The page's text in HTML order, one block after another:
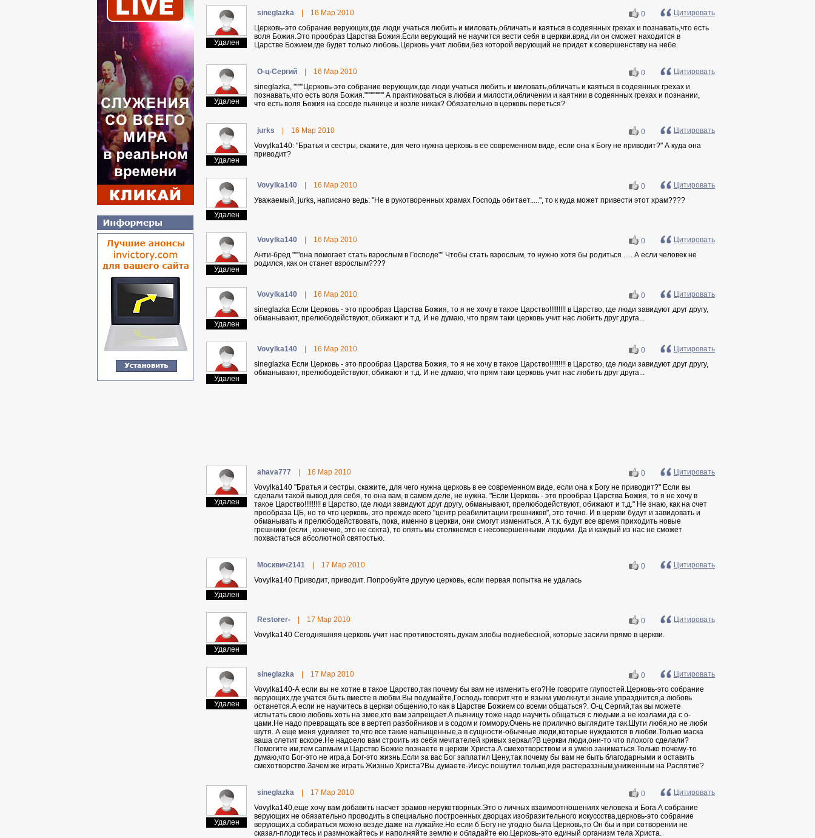
Удален
sineglazka 16 Мар 2010 0
Цитировать
Церковь-это собрание верующих,где люди учаться любить и миловать,обличать и каяться в содеянных грехах и познавать,что есть
воля Божия.Это прообраз Царства Божия.Если верующий не научится вести себя в церкви.вряд ли он сможет находится в
Царстве Божием,где будет только любовь.Церковь учит любви,без которой верующий не придет к совершенствву на небе.
Удален
O-ц-Cepгий 16 Мар 2010 0
Цитировать
sineglazka, """"Церковь-это собрание верующих,где люди учаться любить и миловать,обличать и каяться в содеянных грехах и
познавать,что есть воля Божия."""""""" А практиковаться в любви и милости,обличении и каятнии в содеянных грехах и познании,
что есть воля Божия на соседе пьянице и козле никак? Обязательно в церковь переться?
Удален
jurks 16 Мар 2010 0
Цитировать
Vovylka140: "Братья и сестры, скажите, для чего нужна церковь в ее современном виде, если она к Богу не приводит?" А куда она
приводит?
Удален
Vovylka140 16 Мар 2010 0
Цитировать
Уважаемый, jurks, написано ведь: "Не в рукотворенных храмах Господь обитает.....", то к куда может привести этот храм????
Удален
Vovylka140 16 Мар 2010 0
Цитировать
Aнти-бpeд """она помогает стать взрослым в Господе"" Чтобы стать взрослым, то нужно хотя бы родиться ..... А если человек не
родился, как он станет взрослым????
Удален
Vovylka140 16 Мар 2010 0
Цитировать
sineglazka Если Церковь - это прообраз Царства Божия, то я не хочу в такое Царство!!!!!!!!! в Царство, где люди завидуют друг другу,
обманывают, прелюбодействуют, обижают и т.д. И не думаю, что прям таки церковь учит нас любить друг друга...
Удален
Vovylka140 16 Мар 2010 0
Цитировать
sineglazka Если Церковь - это прообраз Царства Божия, то я не хочу в такое Царство!!!!!!!!! в Царство, где люди завидуют друг другу,
обманывают, прелюбодействуют, обижают и т.д. И не думаю, что прям таки церковь учит нас любить друг друга...
Удален
ahava777 16 Мар 2010 0
Цитировать
Vovylka140 "Братья и сестры, скажите, для чего нужна церковь в ее современном виде, если она к Богу не приводит?" Если вы
сделали такой вывод для себя, то она вам, в самом деле, не нужна. "Если Церковь - это прообраз Царства Божия, то я не хочу в
такое Царство!!!!!!!!! в Царство, где люди завидуют друг другу, обманывают, прелюбодействуют, обижают и т.д." Не знаю, как на счет
прообраза ЦБ, но то что церковь, это прежде всего "центр реабилитации грешников", это точно. И в церкви будут и завидовать и
обманывать и прелюбодействовать, пока, именно в церкви, они смогут измениться. А т.к. будут все время приходить новые
грешники (если , конечно, это не секта), то опять мы столкнемся с несовершенными людьми. Да и каждый из нас не сможет
похвастаться абсолютной святостью.
Удален
Mocквич2141 17 Мар 2010 0
Цитировать
Vovylka140 Приводит, приводит. Попробуйте другую церковь, если первая попытка не удалась
Удален
Restorer- 17 Мар 2010 0
Цитировать
Vovylka140 Cегодняшняя церковь учит нас противостоять духам злобы поднебесной, которые засили прямо в церкви.
Удален
sineglazka 17 Мар 2010 0
Цитировать
Vovylka140-А если вы не хотие в такое Царство,так почему бы вам не изменить его?Не говорите глупостей.Церковь-это собрание
верующих,где учатся быть вместе в любви.Вы подумайте,Господь говорит.что и языки умолкнут,и знаие упразднится,а любовь
останется.А если не научитесь в церкви общению,то как в Царстве Божием со всеми общаться?. О-ц Сергий,так вы можете
испытать свою любовь хоть на змее,кто вам запрещает.А пьяницу тоже надо научить общаться с людьми.а не козлами,да с о-
цами.Не надо превращать все в вертеп разбойников и в содом и гоммору.Очень не прилично выглядите так.Шути любя,но не люби
шутя. А еще меня удивляет то,что все такие напыщенные,а в сущности-обычные люди,которые нуждаются в любви.Только маска
ваша слетит вскоре.Не надоело вам строить из себя мечтателей кривых зеркал?В церкви люди,они-то что плохого сделали?
Помогите им,тем сапмым и Царство Божие познаете в церкви Христа.А смехотворством и я умею заниматься.Только почему-то
думаю,что Бог-это не игра,а Бог-это жизнь.Если за вас Бог заплатил Цену,так почему бы вам не быть благодарными и оставить
смехотворство.Зачем же играть Жизнью Христа?Вы думаете-Иисус пошутил только,идя растераззным,униженным на Распятие?
Удален
sineglazka 17 Мар 2010 0
Цитировать
Vovylka140,еще хочу вам добавить насчет зрамов нерукотворных.Это о личных взаимоотношениях человека и Бога.А собрание
верующих не обязательно проводить в специально построенных дворцах изобразительного искуссства,церковь-это собрание
верующих,а собираться можно везде,даже на лужайке.Но если б Богу не угодно была Церковь,то Он бы и при сотворении не
сказал-плодитесь и размножайтесь и наполняйте землю и обладайте ею.Церковь-это единый организм тела Христа.